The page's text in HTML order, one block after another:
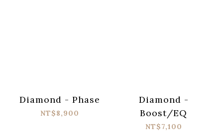
Diamond - Phase
NT$8,900
Diamond -
Boost/EQ
NT$7,100